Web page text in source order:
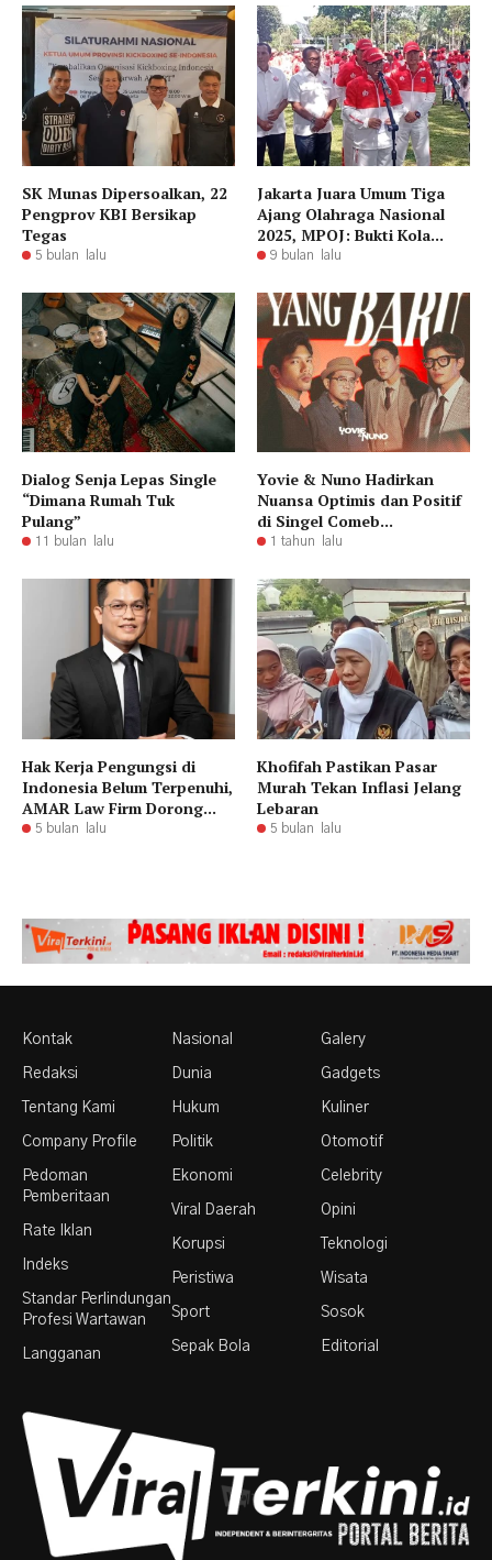
SK Munas Dipersoalkan, 22
Pengprov KBI Bersikap
Tegas
5 bulan lalu
Jakarta Juara Umum Tiga
Ajang Olahraga Nasional
2025, MPOJ: Bukti Kola...
9 bulan lalu
Dialog Senja Lepas Single
“Dimana Rumah Tuk
Pulang”
11 bulan lalu
Yovie & Nuno Hadirkan
Nuansa Optimis dan Positif
di Singel Comeb...
1 tahun lalu
Hak Kerja Pengungsi di
Indonesia Belum Terpenuhi,
AMAR Law Firm Dorong...
5 bulan lalu
Khofifah Pastikan Pasar
Murah Tekan Inflasi Jelang
Lebaran
5 bulan lalu
Kontak
Redaksi
Tentang Kami
Company Profile
Pedoman
Pemberitaan
Rate Iklan
Indeks
Standar Perlindungan
Profesi Wartawan
Langganan
Nasional
Dunia
Hukum
Politik
Ekonomi
Viral Daerah
Korupsi
Peristiwa
Sport
Sepak Bola
Galery
Gadgets
Kuliner
Otomotif
Celebrity
Opini
Teknologi
Wisata
Sosok
Editorial